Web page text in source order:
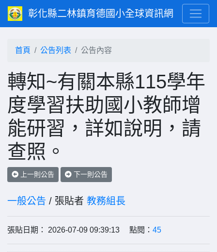
彰化縣二林鎮育德國小全球資訊網
首頁 公告列表 公告內容
轉知~有關本縣115學年
度學習扶助國小教師增
能研習，詳如說明，請
查照。
上一則公告 下一則公告
一般公告 / 張貼者 教務組長
張貼日期： 2026-07-09 09:39:13 點閱： 45